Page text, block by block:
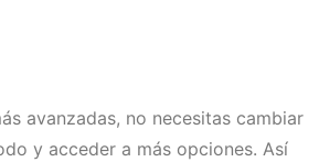
avanzadas, no necesitas cambiar
y acceder a más opciones. Así